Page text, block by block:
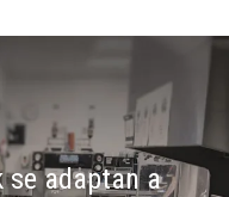
se adaptan a